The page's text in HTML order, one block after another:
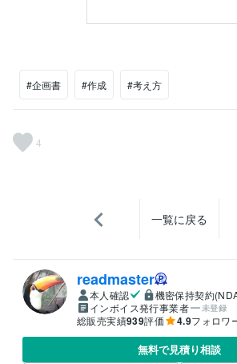
#企画書 #作成 #考え方
4
一覧に戻る
readmaster
本人確認
機密保持契約
インボイス発行事業者
未登録
総販売実績939評価 4.9フォロワ
無料で見積り相談